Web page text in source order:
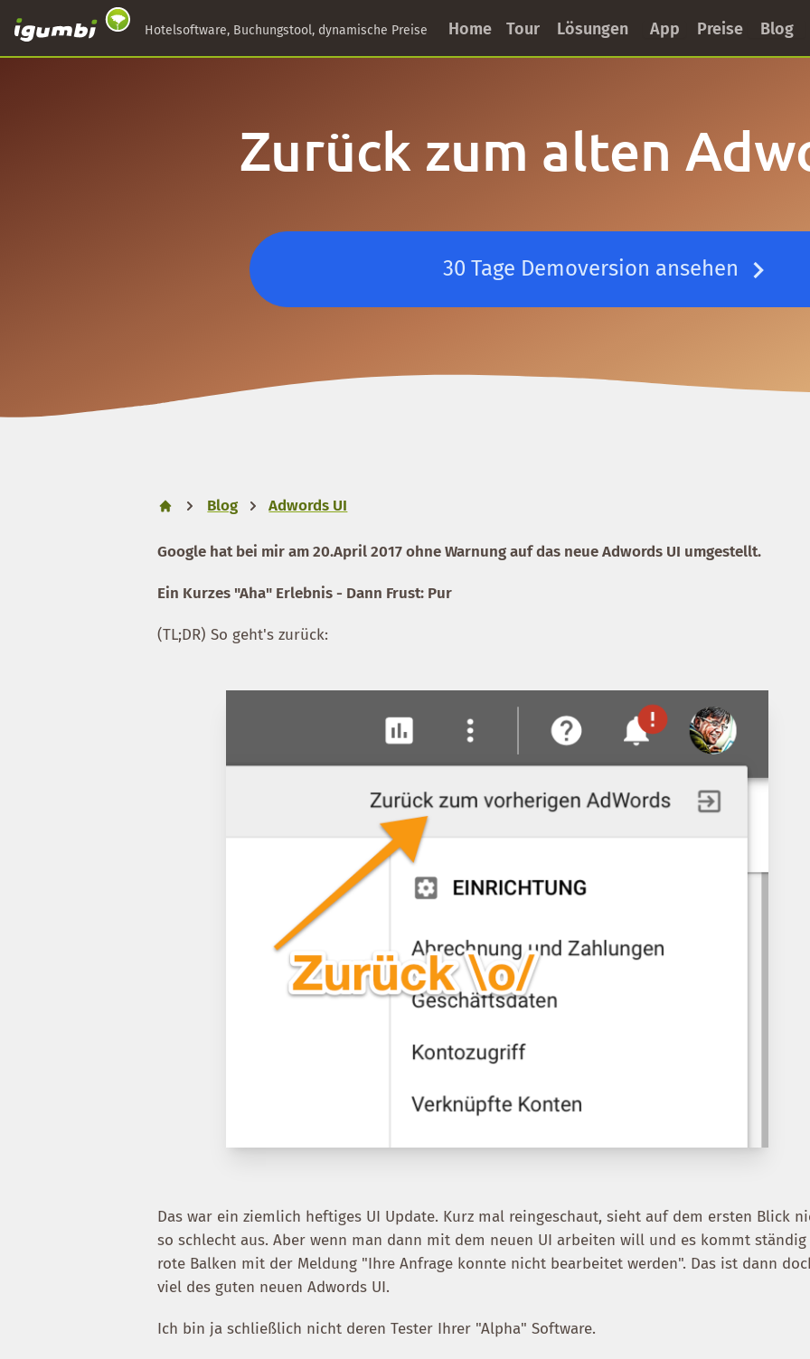
Hotelsoftware, Buchungstool, dynamische Preise Home Tour Lösungen App Preise Blog
Zurück zum alten
30 Tage Demoversion ansehen
Blog Adwords UI
Google hat bei mir am 20.April 2017 ohne Warnung auf das neue Adwords UI umgestellt.
Ein Kurzes "Aha" Erlebnis - Dann Frust: Pur
(TL;DR) So geht's zurück:
Das war ein ziemlich heftiges UI Update. Kurz mal reingeschaut, sieht auf dem ersten Blick
so schlecht aus. Aber wenn man dann mit dem neuen UI arbeiten will und es kommt
rote Balken mit der Meldung "Ihre Anfrage konnte nicht bearbeitet werden". Das ist dann
viel des guten neuen Adwords UI.
Ich bin ja schließlich nicht deren Tester Ihrer "Alpha" Software.